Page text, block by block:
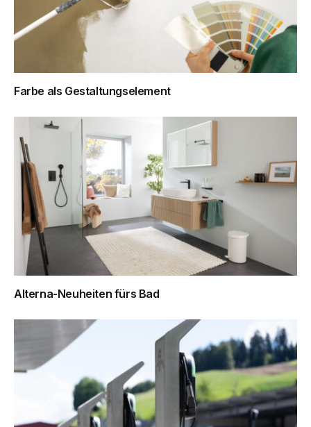
Farbe als Gestaltungselement
Alterna-Neuheiten fürs Bad